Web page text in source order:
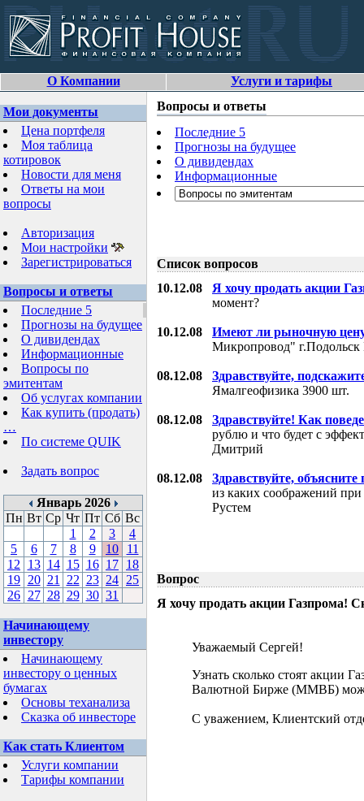
О Компании Услуги и тарифы
Мои документы
Цена портфеля
Моя таблица
котировок
Новости для меня
Ответы на мои
вопросы
Авторизация
Мои настройки
Зарегистрироваться
Вопросы и ответы
Последние 5
Прогнозы на будущее
О дивидендах
Информационные
Вопросы по
эмитентам
Об услугах компании
Как купить (продать)
…
По системе QUIK
Задать вопрос
Январь 2026
Пн Вт Ср Чт Пт Сб Вс
1
2 3
4
5
6 7 8 9 10
11
12
13 14 15 16 17 18
19 20 21 22 23 24 25
26 27 28 29 30 31
Начинающему
инвестору
Начинающему
инвестору о ценных
бумагах
Основы теханализа
Сказка об инвесторе
Как стать Клиентом
Услуги компании
Тарифы компании
Вопросы и ответы
Последние 5
Прогнозы на будущее
О дивидендах
Информационные
Список вопросов
10.12.08 Я хочу продать акции
момент?
10.12.08
Имеют ли рыночную
Микропровод"
08.12.08
Здравствуйте,
Ямалгеофизика 3900 шт.
08.12.08
Здравствуйте! Как
рублю и что будет с
Дмитрий
08.12.08
Здравствуйте, объясните
из каких соображений
Рустем
Вопрос
Я хочу продать акции Газпрома!
Уважаемый Сергей!
Узнать сколько стоят акции
Валютной Бирже (ММВБ)
С уважением, Клиентский